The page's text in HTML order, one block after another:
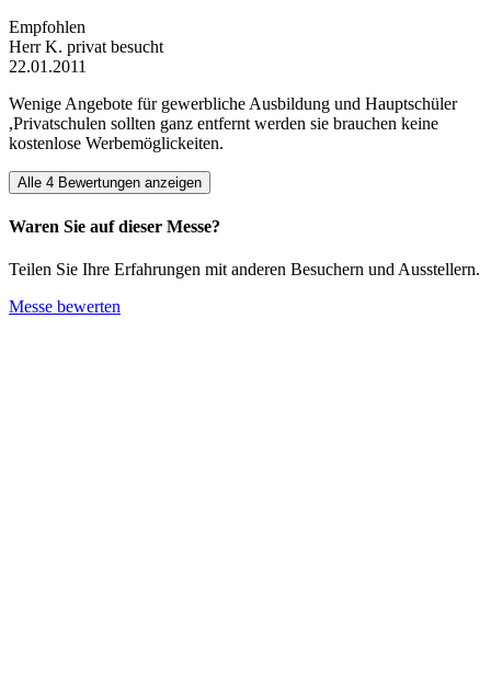
Empfohlen
Herr K. privat besucht
22.01.2011
Wenige Angebote für gewerbliche Ausbildung und Hauptschüler
,Privatschulen sollten ganz entfernt werden sie brauchen keine
kostenlose Werbemöglickeiten.
Alle 4 Bewertungen anzeigen
Waren Sie auf dieser Messe?
Teilen Sie Ihre Erfahrungen mit anderen Besuchern und Ausstellern.
Messe bewerten